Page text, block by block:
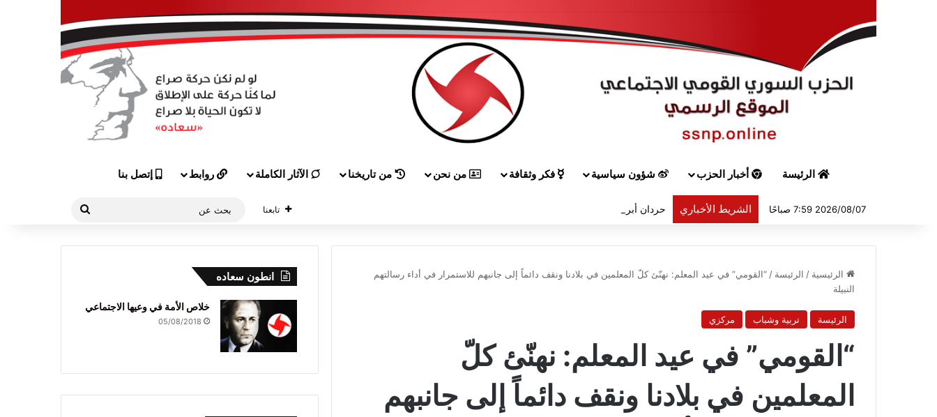
الرئيسة أخبار الحزب شؤون سياسية فكر وثقافة من نحن من تاريخنا الآثار الكاملة روابط إتصل بنا
2026/08/07 7:59 صباحًا الشريط الأخباري حردان أبرق إلى هيكل مهنئاً بمناسبة عيد الجيش تابعنا
الرئيسية / الرئيسة / “القومي” في عيد المعلم: نهنّئ كلّ المعلمين في بلادنا ونقف دائماً إلى جانبهم للاستمرار في أداء رسالتهم
النبيلة
الرئيسة تربية وشباب مركزي
“القومي” في عيد المعلم: نهنّئ كلّ
المعلمين في بلادنا ونقف دائماً إلى جانبهم
انطون سعاده
خلاص الأمة في وعيها الاجتماعي
05/08/2018